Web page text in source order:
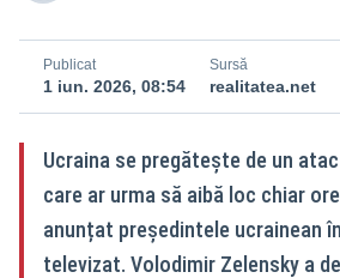
Publicat
1 iun. 2026, 08:54
Sursă
realitatea.net
Ucraina se pregătește de un
care ar urma să aibă loc chiar
anunțat președintele ucrainean
televizat. Volodimir Zelensky a